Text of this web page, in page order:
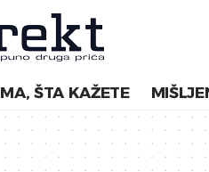
MA, ŠTA KAŽETE